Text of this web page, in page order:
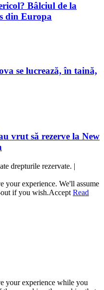
Bâlciul de la
din Europa
se lucrează, în taină,
vrut să rezerve la New
drepturile rezervate. |
your experience. We'll assume
if you wish.Accept Read
your experience while you